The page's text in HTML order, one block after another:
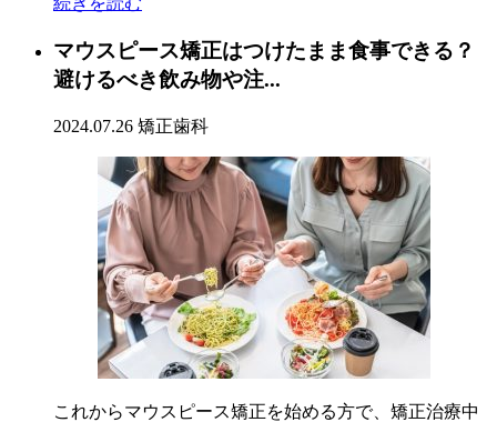
マウスピース矯正はつけたまま食事できる？
避けるべき飲み物や注...
2024.07.26 矯正歯科
これからマウスピース矯正を始める方で、矯正治療中